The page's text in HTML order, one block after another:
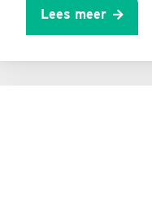
Lees meer